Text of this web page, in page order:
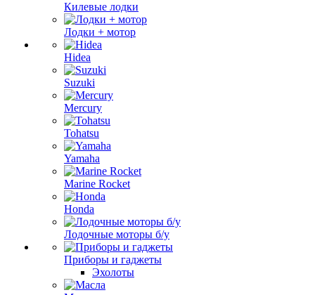
Килевые лодки
Лодки + мотор
Hidea
Suzuki
Mercury
Tohatsu
Yamaha
Marine Rocket
Honda
Лодочные моторы б/у
Приборы и гаджеты
Эхолоты